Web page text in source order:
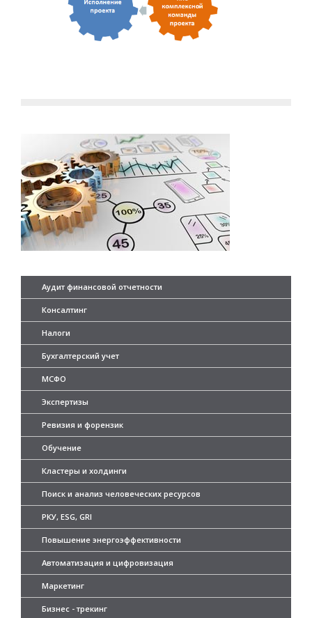
Аудит финансовой отчетности
Консалтинг
Налоги
Бухгалтерский учет
МСФО
Экспертизы
Ревизия и форензик
Обучение
Кластеры и холдинги
Поиск и анализ человеческих ресурсов
РКУ, ESG, GRI
Повышение энергоэффективности
Автоматизация и цифровизация
Маркетинг
Бизнес - трекинг